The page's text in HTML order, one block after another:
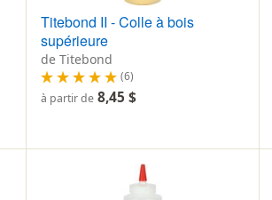
Titebond II - Colle à bois
supérieure
de Titebond
(6)
à partir de 8,45 $